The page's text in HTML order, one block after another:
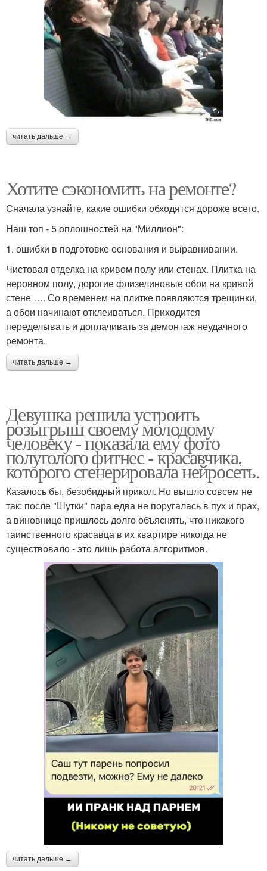
читать дальше →
Хотите сэкономить на ремонте?
Сначала узнайте, какие ошибки обходятся дороже всего.
Наш топ - 5 оплошностей на "Миллион":
1. ошибки в подготовке основания и выравнивании.
Чистовая отделка на кривом полу или стенах. Плитка на
неровном полу, дорогие флизелиновые обои на кривой
стене …. Со временем на плитке появляются трещинки,
а обои начинают отклеиваться. Приходится
переделывать и доплачивать за демонтаж неудачного
ремонта.
читать дальше →
Девушка решила устроить
розыгрыш своему молодому
человеку - пoказала ему фото
полуголого фитнес - красавчика,
которого сгенерировала нейросеть.
Казалось бы, безобидный прикол. Но вышло совсем не
так: после "Шутки" пара едва не поругалась в пух и прах,
а виновнице пришлось долго объяснять, что никакого
таинственного красавца в их квартире никогда не
существовало - это лишь работа алгоритмов.
читать дальше →